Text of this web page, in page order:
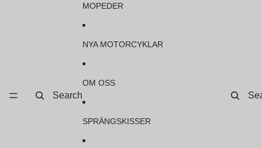
Search
MOPEDER
NYA MOTORCYKLAR
OM OSS
SPRÄNGSKISSER